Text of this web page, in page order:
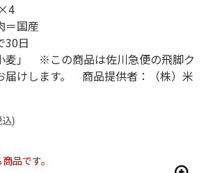
＝国産
30日
麦」 ※この商品は佐川急便の飛脚ク
届けします。 商品提供者：（株）米
)
品です。